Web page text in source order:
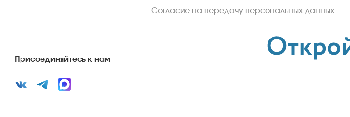
Согласие на передачу персональных данных
Присоединяйтесь к нам